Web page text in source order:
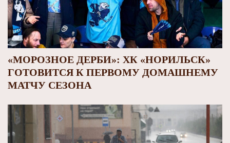
«МОРОЗНОЕ ДЕРБИ»: ХК «НОРИЛЬСК»
ГОТОВИТСЯ К ПЕРВОМУ ДОМАШНЕМУ
МАТЧУ СЕЗОНА